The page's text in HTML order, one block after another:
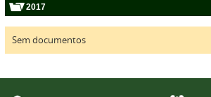
2017
Sem documentos